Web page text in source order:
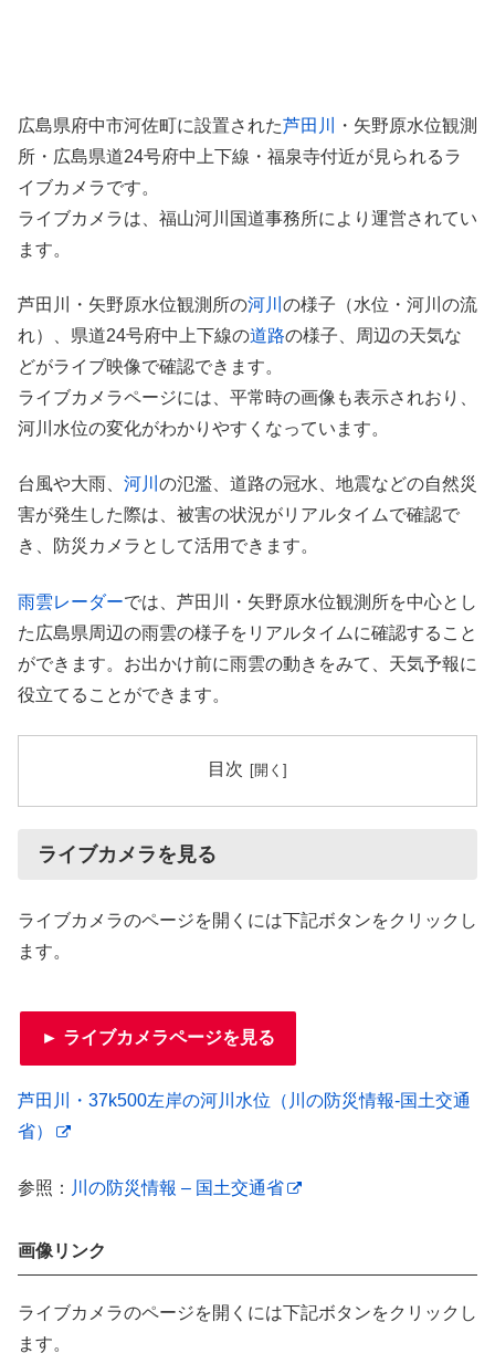
広島県府中市河佐町に設置された芦田川
・矢野原水位観測
所・広島県道24号府中上下線・福泉寺付近が見られるラ
イブカメラです。
ライブカメラは、福山河川国道事務所により運営されてい
ます。
芦田川・矢野原水位観測所の河川 の様子（水位・河川の流
れ）、県道24号府中上下線の道路の様子、周辺の天気な
どがライブ映像で確認できます。
ライブカメラページには、平常時の画像も表示されおり、
河川水位の変化がわかりやすくなっています。
台風や大雨、 河川 の氾濫、道路の冠水、地震などの自然災
害が発生した際は、被害の状況がリアルタイムで確認で
き、防災カメラとして活用できます。
雨雲レーダーでは、芦田川・矢野原水位観測所を中心とし
た広島県周辺の雨雲の様子をリアルタイムに確認すること
ができます。お出かけ前に雨雲の動きをみて、天気予報に
役立てることができます。
目次
ライブカメラを見る
ライブカメラのページを開くには下記ボタンをクリックし
ます。
► ライブカメラページを見る
芦田川・37k500左岸の河川水位（川の防災情報-国土交通
省）
参照： 川の防災情報 – 国土交通省
画像リンク
ライブカメラのページを開くには下記ボタンをクリックし
ます。